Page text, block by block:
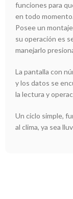
funciones para
en todo
Posee un
su operación es
manejarlo
La pantalla con
y los datos se
la lectura y
Un ciclo simple,
al clima, ya sea